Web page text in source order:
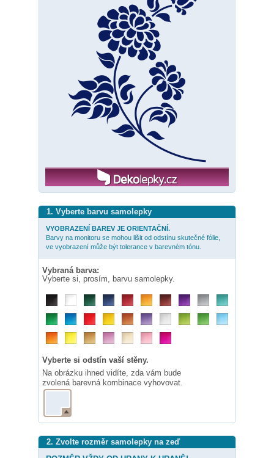
1. Vyberte barvu samolepky
VYOBRAZENÍ BAREV JE ORIENTAČNÍ.
Barvy na monitoru se mohou lišit od odstínu skutečné fólie,
ve vyobrazení může být tolerance v barevném tónu.
Vybraná barva:
Vyberte si, prosím, barvu samolepky.
Vyberte si odstín vaší stěny.
Na obrázku ihned vidíte, zda vám bude
zvolená barevná kombinace vyhovovat.
2. Zvolte rozměr samolepky na zeď